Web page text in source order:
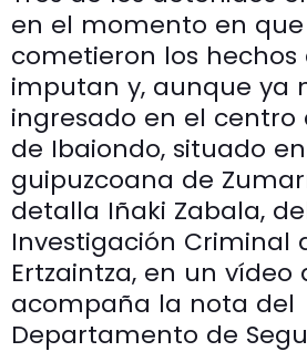
en el momento en que
cometieron los hechos
imputan y, aunque ya
ingresado en el centro
de Ibaiondo, situado
guipuzcoana de
detalla Iñaki Zabala,
Investigación Criminal
Ertzaintza, en un vídeo
acompaña la nota del
Departamento de